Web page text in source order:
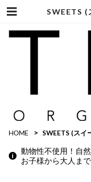
HOME SWEETS (スイ
動物性不使用！自
お子様から大人ま